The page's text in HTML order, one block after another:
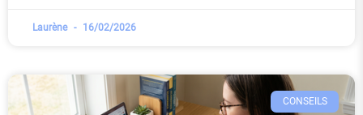
Laurène 16/02/2026
CONSEILS